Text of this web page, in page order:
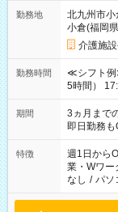
勤務地
北九州市小
小倉(福岡
介護施
勤務時間
≪シフト例
5時間） 17:00
働く時間
期間
3ヵ月まで
即日勤務も
特徴 週1日から
業・Wワー
なし / パソ